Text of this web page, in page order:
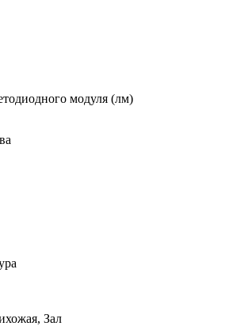
модуля (лм)
Зал